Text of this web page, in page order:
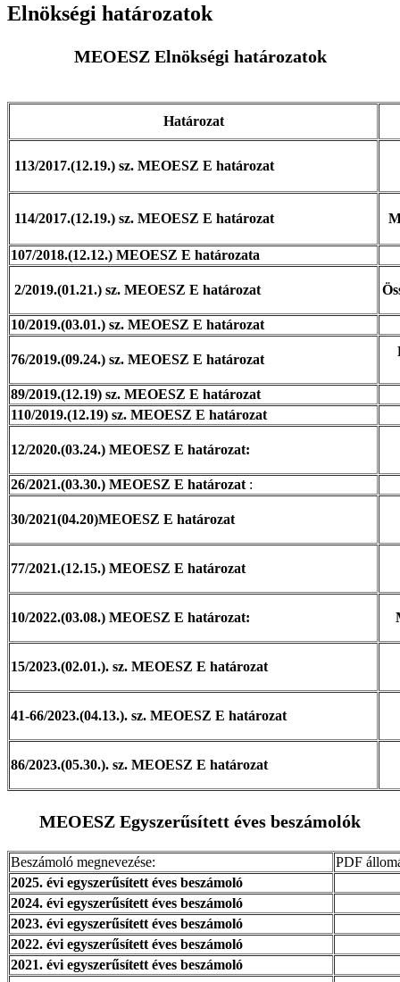
Elnökségi határozatok
MEOESZ Elnökségi határozatok
Határozat
113/2017.(12.19.) sz. MEOESZ E határozat
114/2017.(12.19.) sz. MEOESZ E határozat
107/2018.(12.12.) MEOESZ E határozata
2/2019.(01.21.) sz. MEOESZ E határozat
10/2019.(03.01.) sz. MEOESZ E határozat
76/2019.(09.24.) sz. MEOESZ E határozat
89/2019.(12.19) sz. MEOESZ E határozat
110/2019.(12.19) sz. MEOESZ E határozat
12/2020.(03.24.) MEOESZ E határozat:
26/2021.(03.30.) MEOESZ E határozat :
30/2021(04.20)MEOESZ E határozat
77/2021.(12.15.) MEOESZ E határozat
10/2022.(03.08.) MEOESZ E határozat:
15/2023.(02.01.). sz. MEOESZ E határozat
41-66/2023.(04.13.). sz. MEOESZ E határozat
86/2023.(05.30.). sz. MEOESZ E határozat
MEOESZ Egyszerűsített éves beszámolók
Beszámoló megnevezése:
PDF
2025. évi egyszerűsített éves beszámoló
2024. évi egyszerűsített éves beszámoló
2023. évi egyszerűsített éves beszámoló
2022. évi egyszerűsített éves beszámoló
2021. évi egyszerűsített éves beszámoló